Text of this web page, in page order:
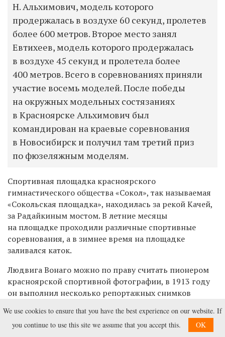
Н. Альхимович, модель которого
продержалась в воздухе 60 секунд, пролетев
более 600 метров. Второе место занял
Евтихеев, модель которого продержалась
в воздухе 45 секунд и пролетела более
400 метров. Всего в соревнованиях приняли
участие восемь моделей. После победы
на окружных модельных состязаниях
в Красноярске Альхимович был
командирован на краевые соревнования
в Новосибирск и получил там третий приз
по фюзеляжным моделям.
Спортивная площадка красноярского
гимнастического общества «Сокол», так называемая
«Сокольская площадка», находилась за рекой Качей,
за Радайкиным мостом. В летние месяцы
на площадке проходили различные спортивные
соревнования, а в зимнее время на площадке
заливался каток.
Людвига Вонаго можно по праву считать пионером
красноярской спортивной фотографии, в 1913 году
он выполнил несколько репортажных снимков
на Сокольской площадке 1-го, 8-го и 14-го сентября.
Один из матчей организовали специально для
We use cookies to ensure that you have the best experience on our website. If
you continue to use this site we assume that you accept this.
OK